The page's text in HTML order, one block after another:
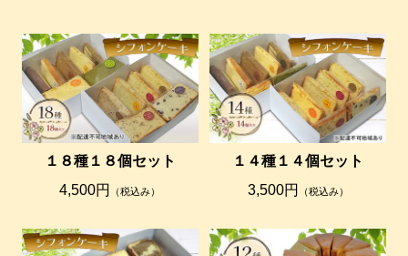
１８種１８個セット
4,500円
（税込み）
１４種１４個セット
3,500円
（税込み）